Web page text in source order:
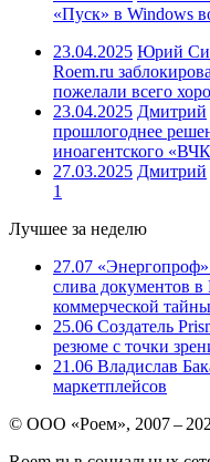
«Пуск» в Windows
23.04.2025 Юрий
Roem.ru
пожелали всего
23.04.2025 Дмитрий
прошлогоднее
иноагентского
27.03.2025 Дмитрий
1
Лучшее за неделю
27.07 «Энергопроф»
слива документов
коммерческой тайны
25.06 Создатель
резюме с точки
21.06 Владислав
маркетплейсов
© ООО «Роем», 2007 –